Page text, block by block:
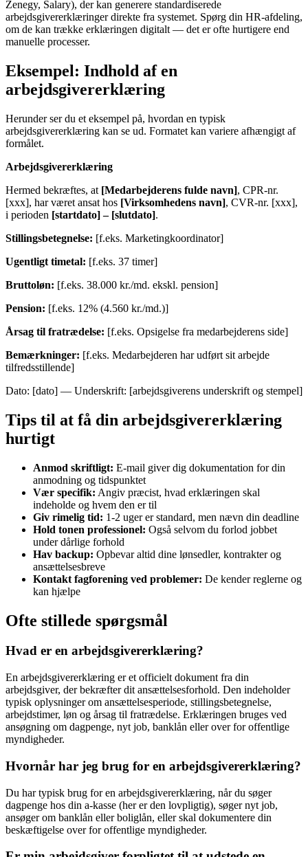
Zenegy, Salary), der kan generere standardiserede
arbejdsgivererklæringer direkte fra systemet. Spørg din HR-afdeling,
om de kan trække erklæringen digitalt — det er ofte hurtigere end
manuelle processer.
Eksempel: Indhold af en
arbejdsgivererklæring
Herunder ser du et eksempel på, hvordan en typisk
arbejdsgivererklæring kan se ud. Formatet kan variere afhængigt af
formålet.
Arbejdsgivererklæring
Hermed bekræftes, at [Medarbejderens fulde navn], CPR-nr.
[xxx], har været ansat hos [Virksomhedens navn], CVR-nr. [xxx],
i perioden [startdato] – [slutdato].
Stillingsbetegnelse: [f.eks. Marketingkoordinator]
Ugentligt timetal: [f.eks. 37 timer]
Bruttoløn: [f.eks. 38.000 kr./md. ekskl. pension]
Pension: [f.eks. 12% (4.560 kr./md.)]
Årsag til fratrædelse: [f.eks. Opsigelse fra medarbejderens side]
Bemærkninger: [f.eks. Medarbejderen har udført sit arbejde
tilfredsstillende]
Dato: [dato] — Underskrift: [arbejdsgiverens underskrift og stempel]
Tips til at få din arbejdsgivererklæring
hurtigt
Anmod skriftligt: E-mail giver dig dokumentation for din
anmodning og tidspunktet
Vær specifik: Angiv præcist, hvad erklæringen skal
indeholde og hvem den er til
Giv rimelig tid: 1-2 uger er standard, men nævn din deadline
Hold tonen professionel: Også selvom du forlod jobbet
under dårlige forhold
Hav backup: Opbevar altid dine lønsedler, kontrakter og
ansættelsesbreve
Kontakt fagforening ved problemer: De kender reglerne og
kan hjælpe
Ofte stillede spørgsmål
Hvad er en arbejdsgivererklæring?
En arbejdsgivererklæring er et officielt dokument fra din
arbejdsgiver, der bekræfter dit ansættelsesforhold. Den indeholder
typisk oplysninger om ansættelsesperiode, stillingsbetegnelse,
arbejdstimer, løn og årsag til fratrædelse. Erklæringen bruges ved
ansøgning om dagpenge, nyt job, banklån eller over for offentlige
myndigheder.
Hvornår har jeg brug for en arbejdsgivererklæring?
Du har typisk brug for en arbejdsgivererklæring, når du søger
dagpenge hos din a-kasse (her er den lovpligtig), søger nyt job,
ansøger om banklån eller boliglån, eller skal dokumentere din
beskæftigelse over for offentlige myndigheder.